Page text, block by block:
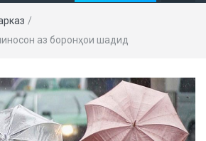
/
аз боронҳои шадид